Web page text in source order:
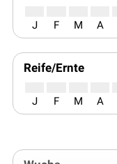
J F M A
Reife/Ernte
J F M A